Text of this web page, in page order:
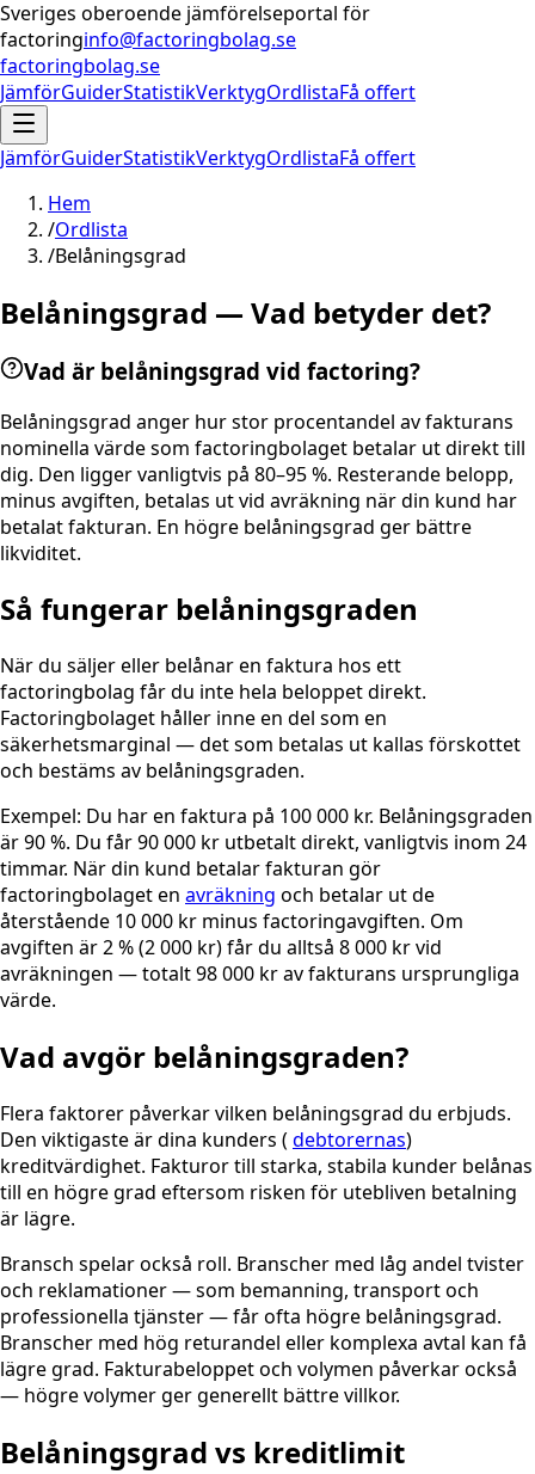
Sveriges oberoende jämförelseportal för
factoringinfo@factoringbolag.se
factoringbolag.se
JämförGuiderStatistikVerktygOrdlistaFå offert
JämförGuiderStatistikVerktygOrdlistaFå offert
Hem
/Ordlista
/Belåningsgrad
Belåningsgrad — Vad betyder det?
Vad är belåningsgrad vid factoring?
Belåningsgrad anger hur stor procentandel av fakturans
nominella värde som factoringbolaget betalar ut direkt till
dig. Den ligger vanligtvis på 80–95 %. Resterande belopp,
minus avgiften, betalas ut vid avräkning när din kund har
betalat fakturan. En högre belåningsgrad ger bättre
likviditet.
Så fungerar belåningsgraden
När du säljer eller belånar en faktura hos ett
factoringbolag får du inte hela beloppet direkt.
Factoringbolaget håller inne en del som en
säkerhetsmarginal — det som betalas ut kallas förskottet
och bestäms av belåningsgraden.
Exempel: Du har en faktura på 100 000 kr. Belåningsgraden
är 90 %. Du får 90 000 kr utbetalt direkt, vanligtvis inom 24
timmar. När din kund betalar fakturan gör
factoringbolaget en avräkning och betalar ut de
återstående 10 000 kr minus factoringavgiften. Om
avgiften är 2 % (2 000 kr) får du alltså 8 000 kr vid
avräkningen — totalt 98 000 kr av fakturans ursprungliga
värde.
Vad avgör belåningsgraden?
Flera faktorer påverkar vilken belåningsgrad du erbjuds.
Den viktigaste är dina kunders ( debtorernas)
kreditvärdighet. Fakturor till starka, stabila kunder belånas
till en högre grad eftersom risken för utebliven betalning
är lägre.
Bransch spelar också roll. Branscher med låg andel tvister
och reklamationer — som bemanning, transport och
professionella tjänster — får ofta högre belåningsgrad.
Branscher med hög returandel eller komplexa avtal kan få
lägre grad. Fakturabeloppet och volymen påverkar också
— högre volymer ger generellt bättre villkor.
Belåningsgrad vs kreditlimit